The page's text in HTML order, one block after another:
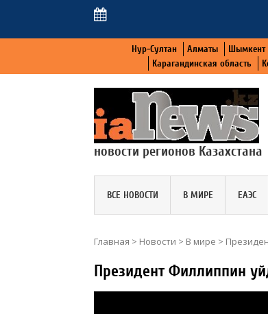
Нур-Султан Алматы Шымкент
Карагандинская область
новости регионов Казахстана
ВСЕ НОВОСТИ В МИРЕ ЕАЭС
Главная > Новости > В мире >
Президент Филлиппин